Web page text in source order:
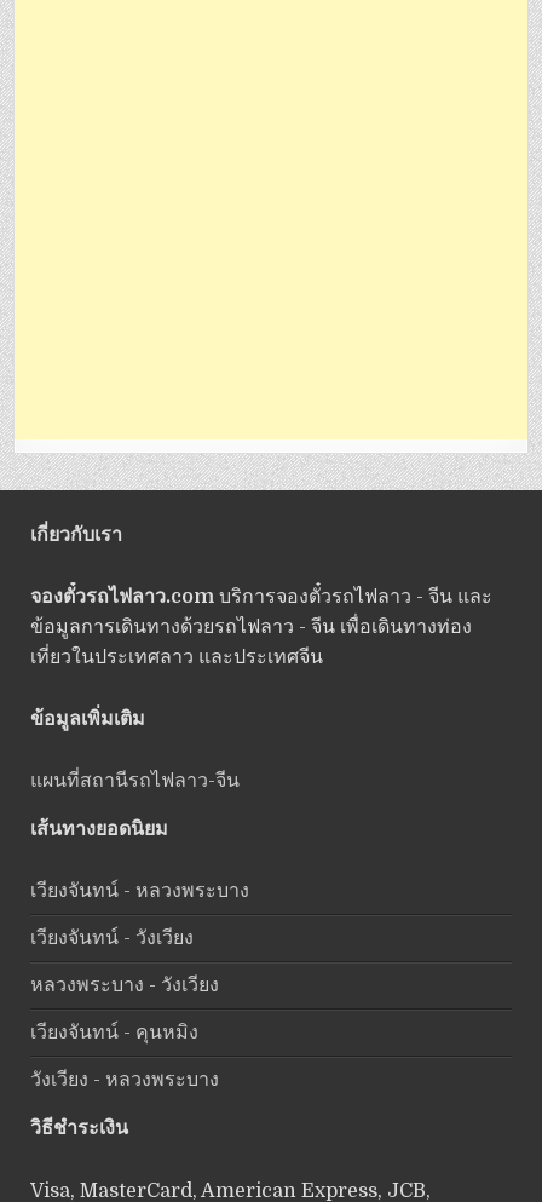
เกี่ยวกับเรา
จองตั๋วรถไฟลาว.com บริการจองตั๋วรถไฟลาว - จีน และ
ข้อมูลการเดินทางด้วยรถไฟลาว - จีน เพื่อเดินทางท่อง
เที่ยวในประเทศลาว และประเทศจีน
ข้อมูลเพิ่มเติม
แผนที่สถานีรถไฟลาว-จีน
เส้นทางยอดนิยม
เวียงจันทน์ - หลวงพระบาง
เวียงจันทน์ - วังเวียง
หลวงพระบาง - วังเวียง
เวียงจันทน์ - คุนหมิง
วังเวียง - หลวงพระบาง
วิธีชำระเงิน
Visa, MasterCard, American Express, JCB,